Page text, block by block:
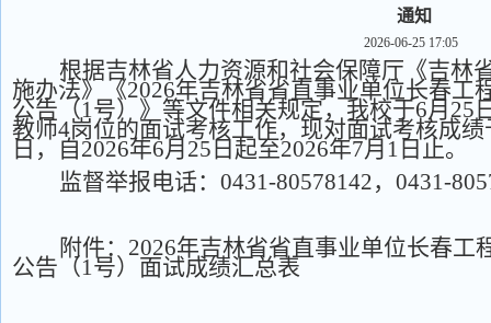
通知
2026-06-25 17:05
根据吉林省人力资源和社会保障厅《吉林
施办法》《2026年吉林省省直事业单位长春工
公告（1号）》等文件相关规定，我校于6月25
教师4岗位的面试考核工作，现对面试考核成
日，自2026年6月25日起至2026年7月1日止。
监督举报电话： 0431-80578142，0431-
附件： 2026年吉林省省直事业单位长春工
公告（1号）面试成绩汇总表